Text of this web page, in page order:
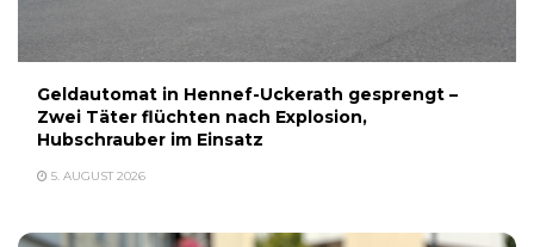
Geldautomat in Hennef-Uckerath gesprengt –
Zwei Täter flüchten nach Explosion,
Hubschrauber im Einsatz
5. AUGUST 2026